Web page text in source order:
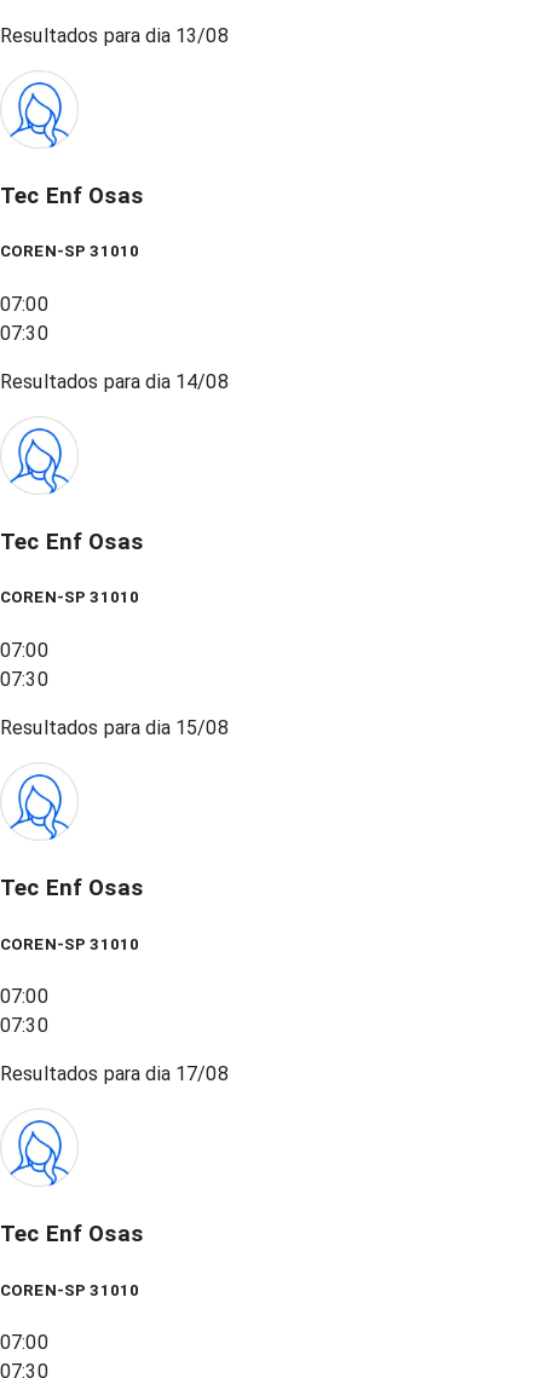
Resultados para dia 13/08
Tec Enf Osas
COREN-SP 31010
07:00
07:30
Resultados para dia 14/08
Tec Enf Osas
COREN-SP 31010
07:00
07:30
Resultados para dia 15/08
Tec Enf Osas
COREN-SP 31010
07:00
07:30
Resultados para dia 17/08
Tec Enf Osas
COREN-SP 31010
07:00
07:30